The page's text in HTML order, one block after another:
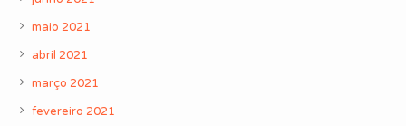
maio 2021
abril 2021
março 2021
fevereiro 2021